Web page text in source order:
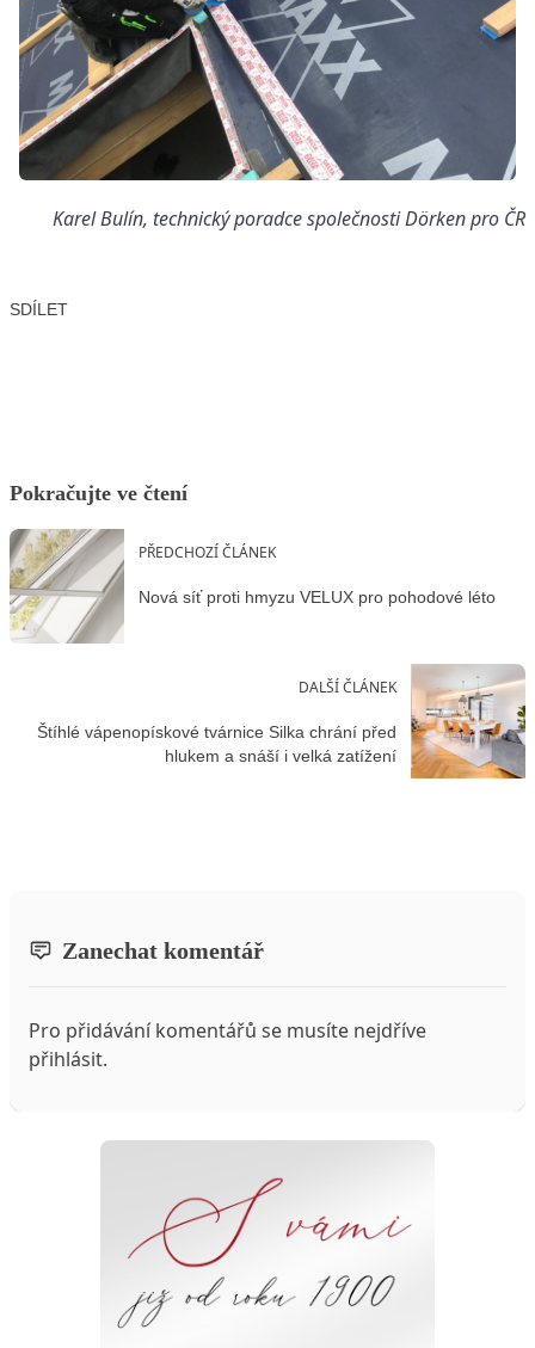
Karel Bulín, technický poradce společnosti Dörken pro ČR
SDÍLET
Pokračujte ve čtení
PŘEDCHOZÍ ČLÁNEK
Nová síť proti hmyzu VELUX pro pohodové léto
DALŠÍ ČLÁNEK
Štíhlé vápenopískové tvárnice Silka chrání před
hlukem a snáší i velká zatížení
Zanechat komentář
Pro přidávání komentářů se musíte nejdříve
přihlásit.